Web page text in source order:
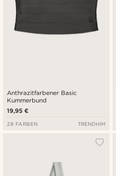
Anthrazitfarbener Basic
Kummerbund
19,95 €
28 FARBEN TRENDHIM